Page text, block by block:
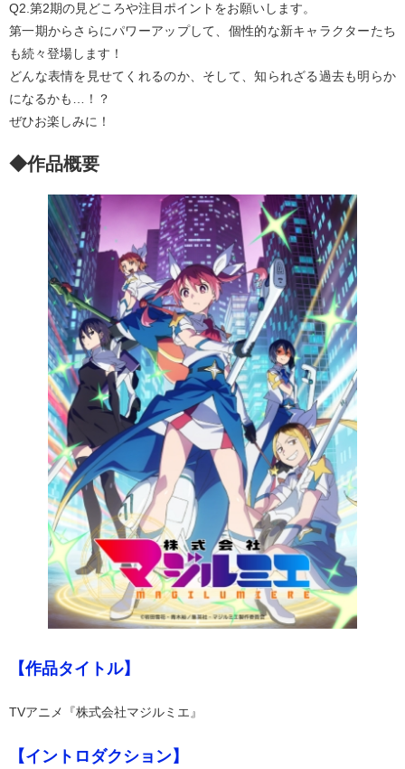
Q2.第2期の見どころや注目ポイントをお願いします。
第一期からさらにパワーアップして、個性的な新キャラクターたち
も続々登場します！
どんな表情を見せてくれるのか、そして、知られざる過去も明らか
になるかも…！？
ぜひお楽しみに！
◆作品概要
【作品タイトル】
TVアニメ『株式会社マジルミエ』
【イントロダクション】